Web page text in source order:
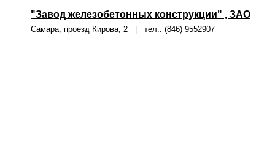
"Завод железобетонных конструкции" , ЗАО
Самара, проезд Кирова, 2 тел.: (846) 9552907